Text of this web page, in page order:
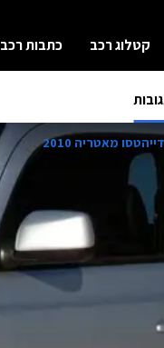
קטלוג רכב כתבות רכב
דייהטסו מאטריה 2010